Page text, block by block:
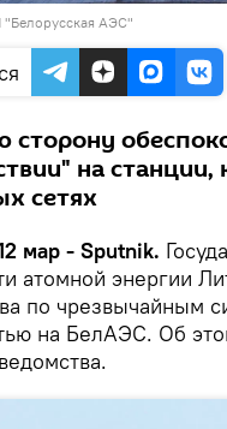
АЭС"
сторону
на станции,
сетях
мар - Sputnik.
атомной энергии
по чрезвычайным
на БелАЭС. Об